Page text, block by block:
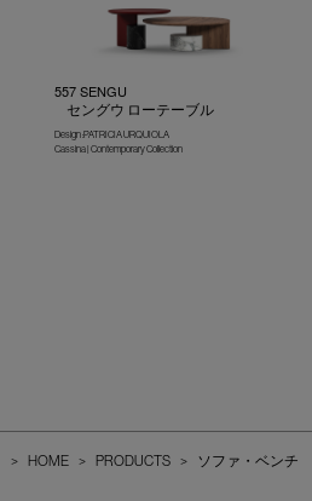
557 SENGU
セングウ ローテーブル
Design :PATRICIA URQUIOLA
Cassina | Contemporary Collection
> HOME > PRODUCTS > ソファ・ベンチ